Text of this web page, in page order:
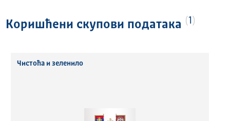
Коришћени скупови података 1
Чистоћа и зеленило